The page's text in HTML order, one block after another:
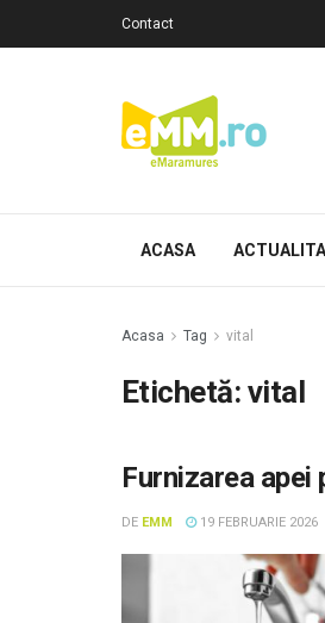
Contact
ACASA
Acasa Tag vital
Etichetă: vital
Furnizarea
DE EMM 19 FEBRUARIE 2026